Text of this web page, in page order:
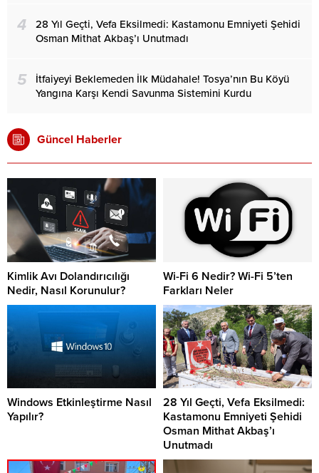
4
28 Yıl Geçti, Vefa Eksilmedi: Kastamonu Emniyeti Şehidi
Osman Mithat Akbaş’ı Unutmadı
5
İtfaiyeyi Beklemeden İlk Müdahale! Tosya’nın Bu Köyü
Yangına Karşı Kendi Savunma Sistemini Kurdu
Güncel Haberler
Kimlik Avı Dolandırıcılığı
Nedir, Nasıl Korunulur?
Wi-Fi 6 Nedir? Wi-Fi 5’ten
Farkları Neler
Windows Etkinleştirme Nasıl
Yapılır?
28 Yıl Geçti, Vefa Eksilmedi:
Kastamonu Emniyeti Şehidi
Osman Mithat Akbaş’ı
Unutmadı